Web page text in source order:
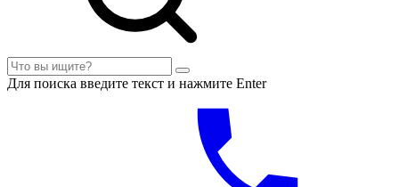
Для поиска введите текст и нажмите Enter